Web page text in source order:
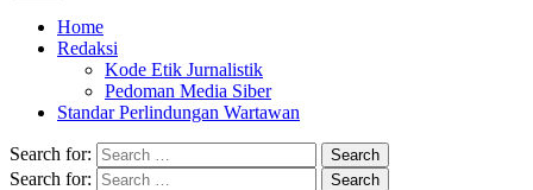
Home
Redaksi
Kode Etik Jurnalistik
Pedoman Media Siber
Standar Perlindungan Wartawan
Search for:
Search for: